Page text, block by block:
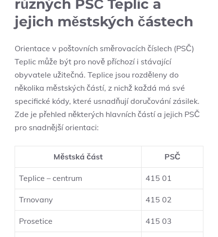
různých PSČ Teplic a
jejich městských částech
Orientace v poštovních směrovacích číslech (PSČ)
Teplic může být pro nově příchozí i stávající
obyvatele užitečná. Teplice jsou rozděleny do
několika městských částí, z nichž každá má své
specifické kódy, které usnadňují doručování zásilek.
Zde je přehled některých hlavních částí a jejich PSČ
pro snadnější orientaci:
Městská část PSČ
Teplice – centrum 415 01
Trnovany 415 02
Prosetice 415 03